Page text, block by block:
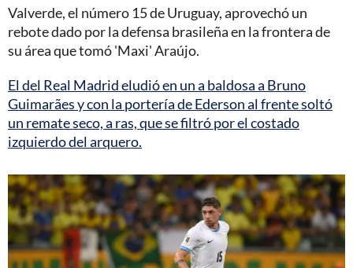
Valverde, el número 15 de Uruguay, aprovechó un
rebote dado por la defensa brasileña en la frontera de
su área que tomó 'Maxi' Araújo.
El del Real Madrid eludió en un a baldosa a Bruno
Guimarães y con la portería de Ederson al frente soltó
un remate seco, a ras, que se filtró por el costado
izquierdo del arquero.